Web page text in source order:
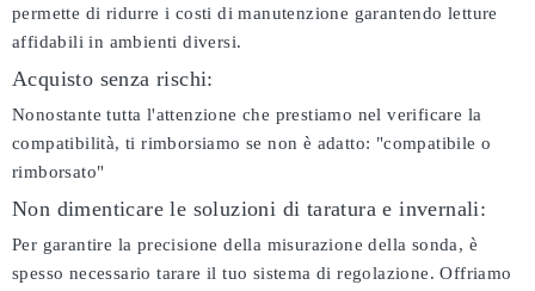
permette di ridurre i costi di manutenzione garantendo letture
affidabili in ambienti diversi.
Acquisto senza rischi:
Nonostante tutta l'attenzione che prestiamo nel verificare la
compatibilità, ti rimborsiamo se non è adatto: "compatibile o
rimborsato"
Non dimenticare le soluzioni di taratura e invernali:
Per garantire la precisione della misurazione della sonda, è
spesso necessario tarare il tuo sistema di regolazione. Offriamo